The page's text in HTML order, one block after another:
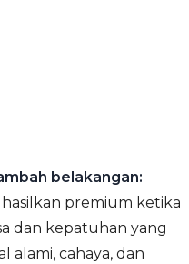
belakangan:
premium ketika
dan kepatuhan yang
alami, cahaya, dan